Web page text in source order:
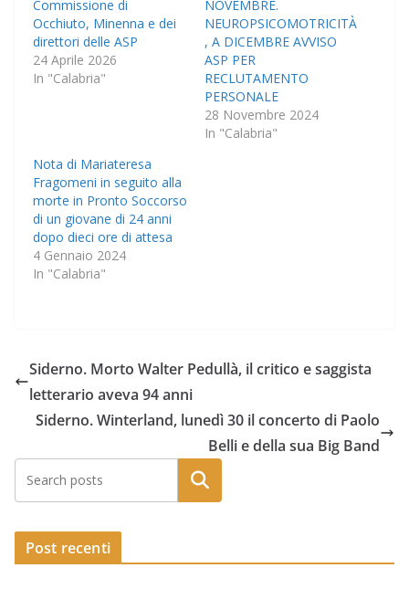
Commissione di
Occhiuto, Minenna e dei
direttori delle ASP
24 Aprile 2026
In "Calabria"
NOVEMBRE.
NEUROPSICOMOTRICITÀ
, A DICEMBRE AVVISO
ASP PER
RECLUTAMENTO
PERSONALE
28 Novembre 2024
In "Calabria"
Nota di Mariateresa
Fragomeni in seguito alla
morte in Pronto Soccorso
di un giovane di 24 anni
dopo dieci ore di attesa
4 Gennaio 2024
In "Calabria"
Siderno. Morto Walter Pedullà, il critico e saggista
letterario aveva 94 anni
Siderno. Winterland, lunedì 30 il concerto di Paolo
Belli e della sua Big Band
Post recenti